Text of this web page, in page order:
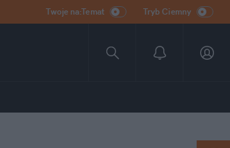
Twoje na:Temat Tryb Ciemny